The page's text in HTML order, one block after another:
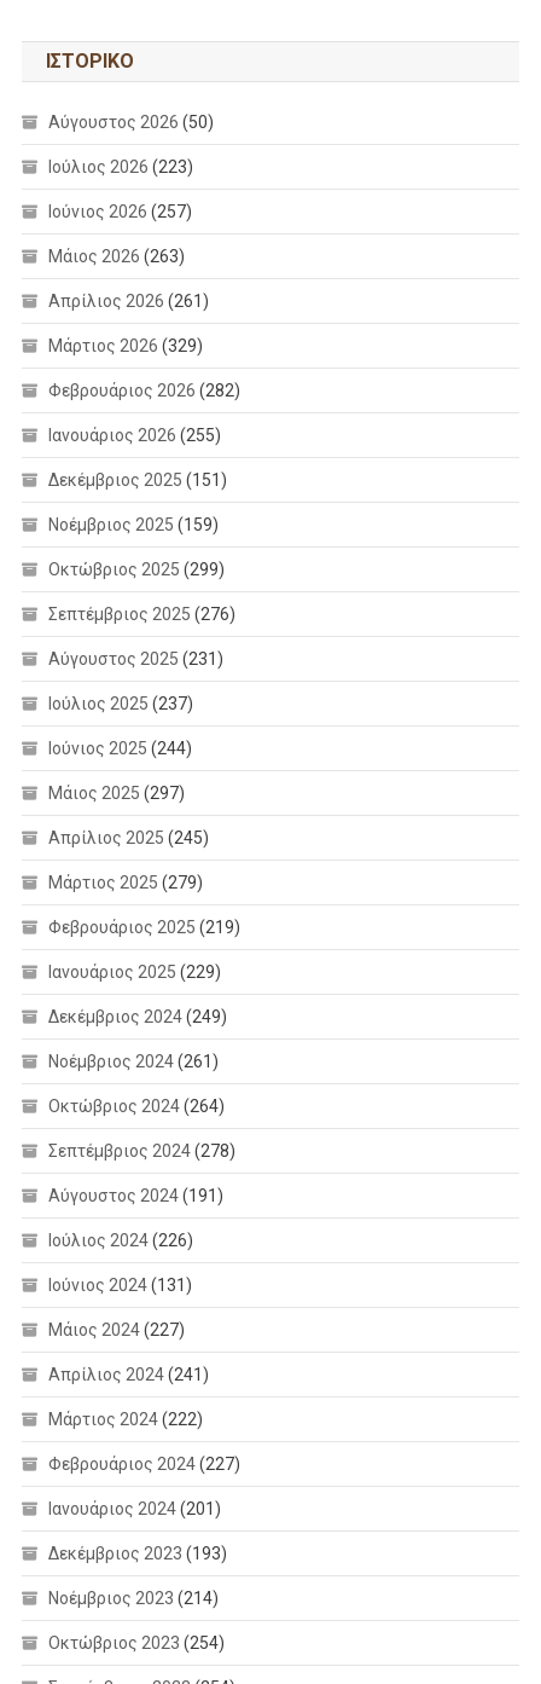
ΙΣΤΟΡΙΚΌ
Αύγουστος 2026 (50)
Ιούλιος 2026 (223)
Ιούνιος 2026 (257)
Μάιος 2026 (263)
Απρίλιος 2026 (261)
Μάρτιος 2026 (329)
Φεβρουάριος 2026 (282)
Ιανουάριος 2026 (255)
Δεκέμβριος 2025 (151)
Νοέμβριος 2025 (159)
Οκτώβριος 2025 (299)
Σεπτέμβριος 2025 (276)
Αύγουστος 2025 (231)
Ιούλιος 2025 (237)
Ιούνιος 2025 (244)
Μάιος 2025 (297)
Απρίλιος 2025 (245)
Μάρτιος 2025 (279)
Φεβρουάριος 2025 (219)
Ιανουάριος 2025 (229)
Δεκέμβριος 2024(249)
Νοέμβριος 2024(261)
Οκτώβριος 2024(264)
Σεπτέμβριος 2024(278)
Αύγουστος 2024(191)
Ιούλιος 2024(226)
Ιούνιος 2024(131)
Μάιος 2024(227)
Απρίλιος 2024(241)
Μάρτιος 2024(222)
Φεβρουάριος 2024(227)
Ιανουάριος 2024(201)
Δεκέμβριος 2023 (193)
Νοέμβριος 2023 (214)
Οκτώβριος 2023 (254)